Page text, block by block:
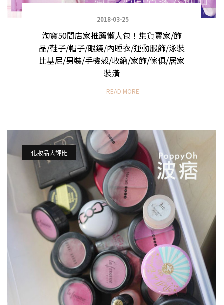
2018-03-25
淘寶50間店家推薦懶人包！集貨賣家/飾
品/鞋子/帽子/眼鏡/內睡衣/運動服飾/泳裝
比基尼/男裝/手機殼/收納/家飾/傢俱/居家
裝潢
READ MORE
化妝品大評比